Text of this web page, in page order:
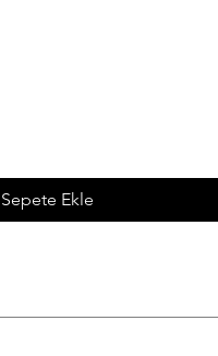
Sepete Ekle